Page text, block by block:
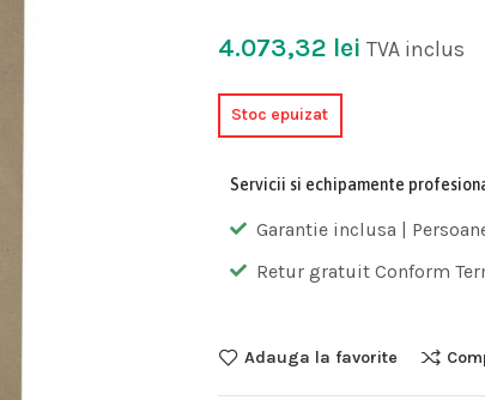
4.073,32 lei TVA inclus
Stoc epuizat
Servicii si echipamente
Garantie inclusa |
Retur gratuit Conform
Adauga la favorite